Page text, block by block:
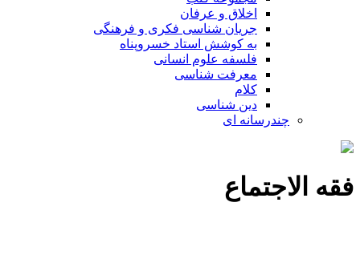
اخلاق و عرفان
جریان شناسی فکری و فرهنگی
به کوشش استاد خسروپناه
فلسفه علوم انسانی
معرفت شناسی
کلام
دین شناسی
چندرسانه ای
فقه الاجتماع